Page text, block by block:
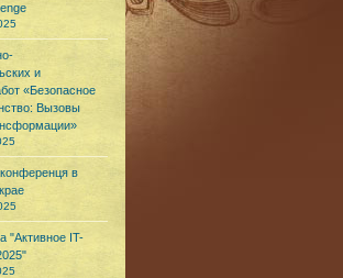
и
«Безопасное
Вызовы
в
"Активное IT-